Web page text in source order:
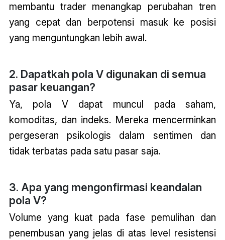
membantu trader menangkap perubahan tren
yang cepat dan berpotensi masuk ke posisi
yang menguntungkan lebih awal.
2. Dapatkah pola V digunakan di semua
pasar keuangan?
Ya, pola V dapat muncul pada saham,
komoditas, dan indeks. Mereka mencerminkan
pergeseran psikologis dalam sentimen dan
tidak terbatas pada satu pasar saja.
3. Apa yang mengonfirmasi keandalan
pola V?
Volume yang kuat pada fase pemulihan dan
penembusan yang jelas di atas level resistensi